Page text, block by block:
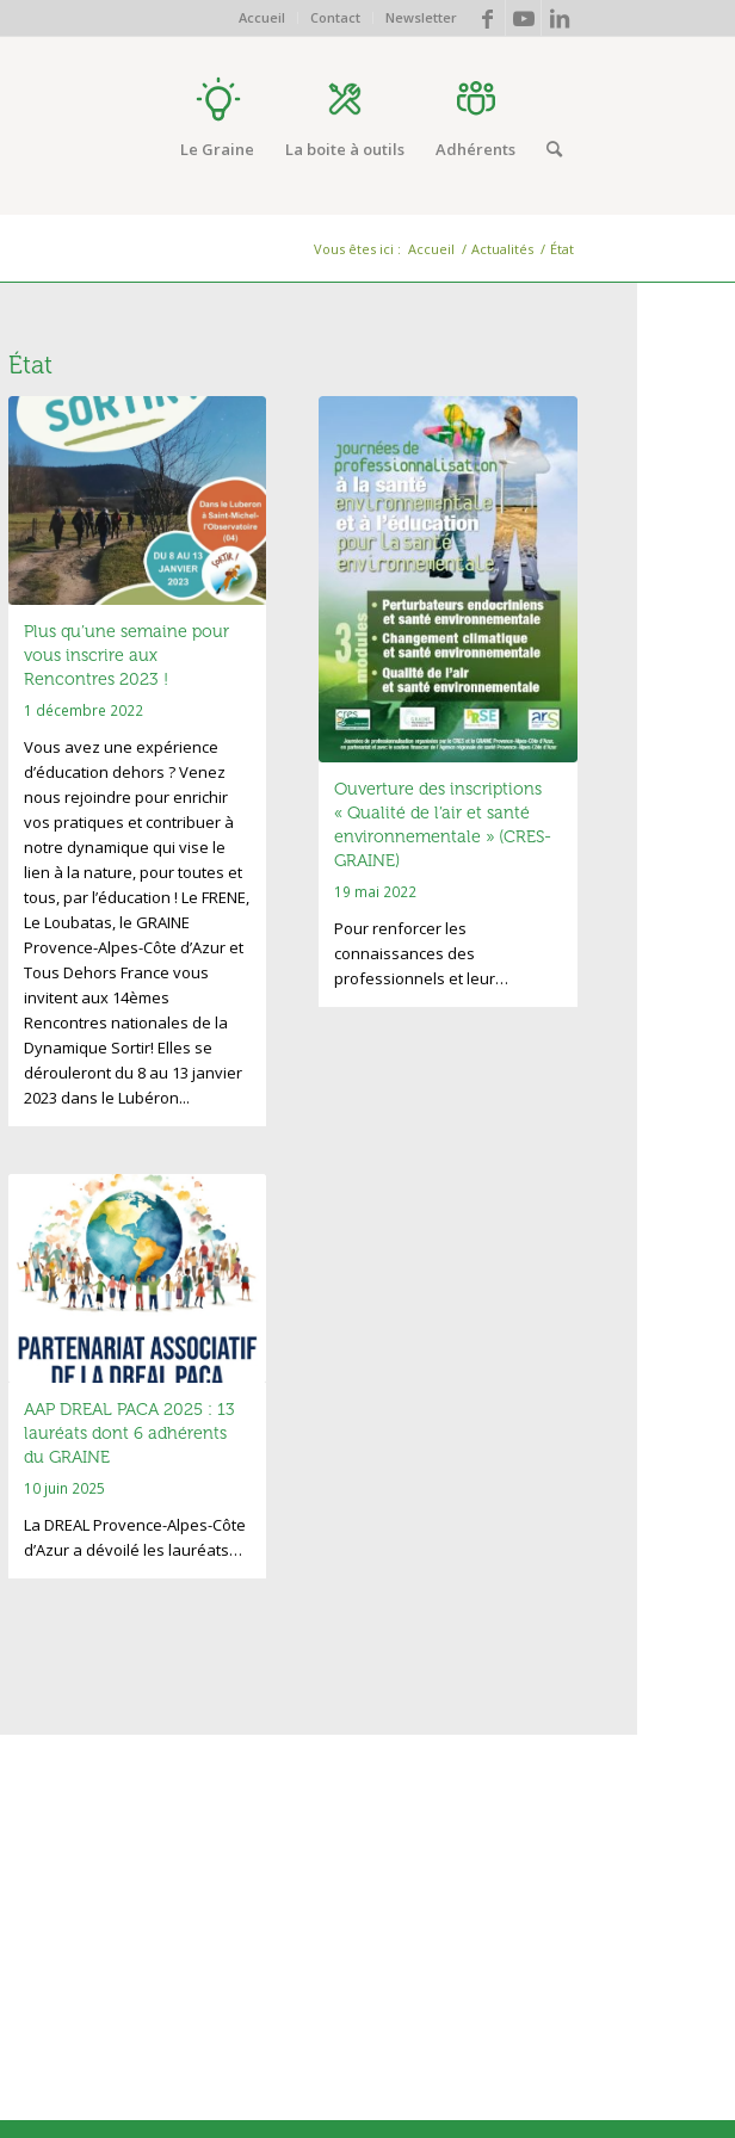
Accueil Contact Newsletter
Le Graine La boite à outils Adhérents
Vous êtes ici : Accueil / Actualités / État
État
Plus qu’une semaine pour
vous inscrire aux
Rencontres 2023 !
1 décembre 2022
Vous avez une expérience
d’éducation dehors ? Venez
nous rejoindre pour enrichir
vos pratiques et contribuer à
notre dynamique qui vise le
lien à la nature, pour toutes et
tous, par l’éducation ! Le FRENE,
Le Loubatas, le GRAINE
Provence-Alpes-Côte d’Azur et
Tous Dehors France vous
invitent aux 14èmes
Rencontres nationales de la
Dynamique Sortir! Elles se
dérouleront du 8 au 13 janvier
2023 dans le Lubéron...
Ouverture des inscriptions
« Qualité de l’air et santé
environnementale » (CRES-
GRAINE)
19 mai 2022
Pour renforcer les
connaissances des
professionnels et leur…
AAP DREAL PACA 2025 : 13
lauréats dont 6 adhérents
du GRAINE
10 juin 2025
La DREAL Provence-Alpes-Côte
d’Azur a dévoilé les lauréats…